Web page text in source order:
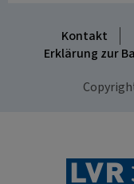
Kontakt
Erklärung zur